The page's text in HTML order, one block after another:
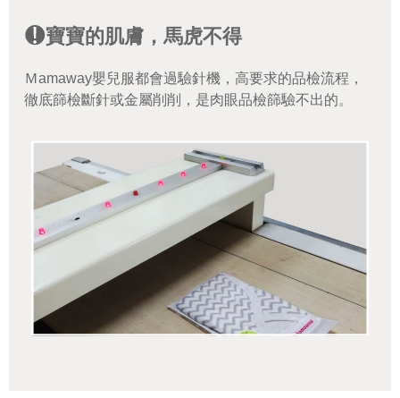
寶寶的肌膚，馬虎不得
Ｍamaway嬰兒服都會過驗針機，高要求的品檢流程，
徹底篩檢斷針或金屬削削，是肉眼品檢篩驗不出的。